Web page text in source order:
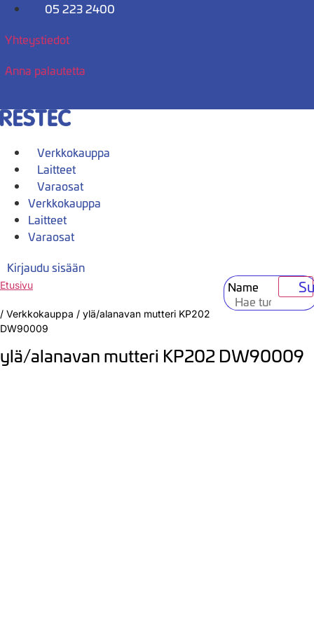
Mene
05 223 2400
Yhteystiedot
Anna palautetta
Verkkokauppa
Laitteet
Varaosat
Verkkokauppa
Laitteet
Varaosat
Kirjaudu sisään
Name
Etusivu
/ Verkkokauppa / ylä/alanavan mutteri KP202
DW90009
ylä/alanavan mutteri KP202 DW90009